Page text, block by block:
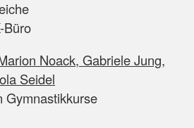
Büro
Noack, Gabriele Jung,
Seidel
Gymnastikkurse